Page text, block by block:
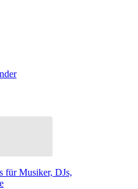
für Musiker, DJs,